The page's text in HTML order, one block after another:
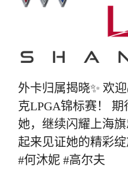
外卡归属揭晓✨ 欢
克LPGA锦标赛！
她，继续闪耀上海
起来见证她的精彩
#何沐妮 #高尔夫